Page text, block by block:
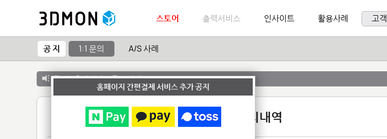
스토어 출력서비스 인사이트 활용사례 고
공 지 1:1 문의 A/S 사례
공 지 :출력서비스 종료 안내
1:1 문의내역
홈페이지 간편결제 서비스 추가 공지